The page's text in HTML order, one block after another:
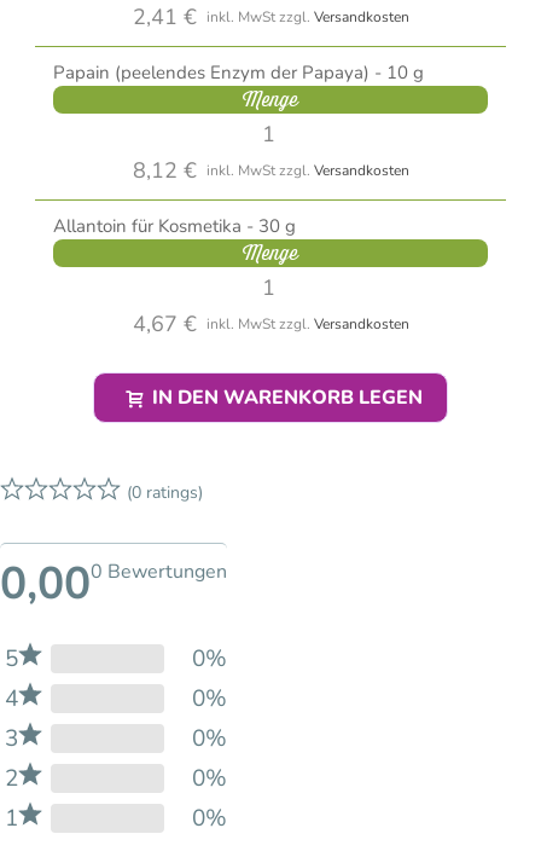
2,41 € inkl. MwStzzgl. Versandkosten
Papain (peelendes Enzym der Papaya) - 10 g
Menge
8,12 € inkl. MwStzzgl. Versandkosten
Allantoin für Kosmetika - 30 g
Menge
4,67 € inkl. MwStzzgl. Versandkosten
IN DEN WARENKORB LEGEN
(0 ratings)
0,000 Bewertungen
5
0%
4
0%
3
0%
2
0%
1
0%